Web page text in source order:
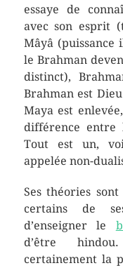
essaye de
avec son esprit
Mâyâ (puissance
le Brahman
distinct),
Brahman est
Maya est
différence entre
Tout est un,
appelée non-
Ses théories
certains de
d’enseigner le
d’être
certainement la